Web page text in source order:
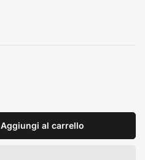
Aggiungi al carrello